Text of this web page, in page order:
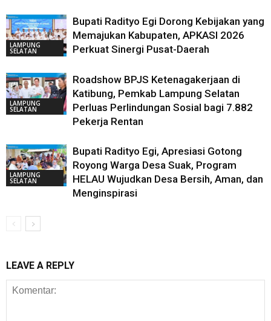
LAMPUNG
SELATAN
Bupati Radityo Egi Dorong Kebijakan yang
Memajukan Kabupaten, APKASI 2026
Perkuat Sinergi Pusat-Daerah
LAMPUNG
SELATAN
Roadshow BPJS Ketenagakerjaan di
Katibung, Pemkab Lampung Selatan
Perluas Perlindungan Sosial bagi 7.882
Pekerja Rentan
LAMPUNG
SELATAN
Bupati Radityo Egi, Apresiasi Gotong
Royong Warga Desa Suak, Program
HELAU Wujudkan Desa Bersih, Aman, dan
Menginspirasi
LEAVE A REPLY